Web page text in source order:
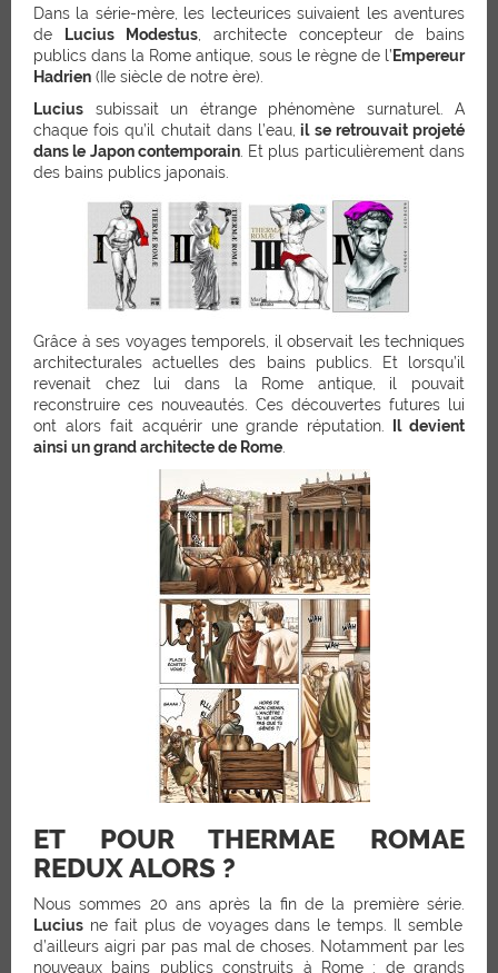
Dans la série-mère, les lecteurices suivaient les aventures
de
Lucius Modestus , architecte concepteur de bains
publics dans la Rome antique, sous le règne de l’ Empereur
Hadrien (IIe siècle de notre ère).
Lucius subissait un étrange phénomène surnaturel. A
chaque fois qu’il chutait dans l’eau, il se retrouvait projeté
dans le Japon contemporain. Et plus particulièrement dans
des bains publics japonais.
Grâce à ses voyages temporels, il observait les techniques
architecturales actuelles des bains publics. Et lorsqu’il
revenait chez lui dans la Rome antique, il pouvait
reconstruire ces nouveautés. Ces découvertes futures lui
ont alors fait acquérir une grande réputation.
Il devient
ainsi un grand architecte de Rome
ET POUR THERMAE ROMAE
REDUX ALORS ?
Nous sommes 20 ans après la fin de la première série.
Lucius ne fait plus de voyages dans le temps. Il semble
d’ailleurs aigri par pas mal de choses. Notamment par les
nouveaux bains publics construits à Rome : de grands